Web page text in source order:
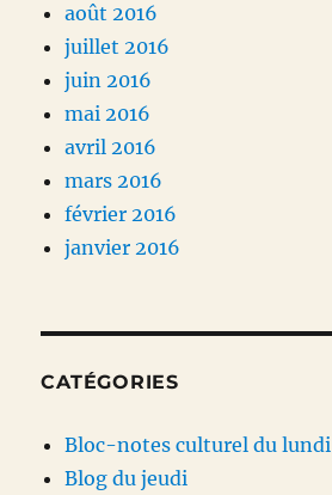
août 2016
juillet 2016
juin 2016
mai 2016
avril 2016
mars 2016
février 2016
janvier 2016
CATÉGORIES
Bloc-notes culturel du lundi
Blog du jeudi